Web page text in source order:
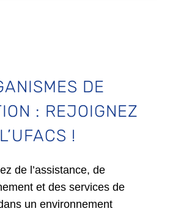
DE
: REJOIGNEZ
L’UFACS !
de l’assistance, de
et des services de
un environnement